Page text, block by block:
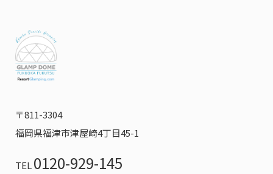
〒811-3304
福岡県福津市津屋崎4丁目45-1
TEL0120-929-145